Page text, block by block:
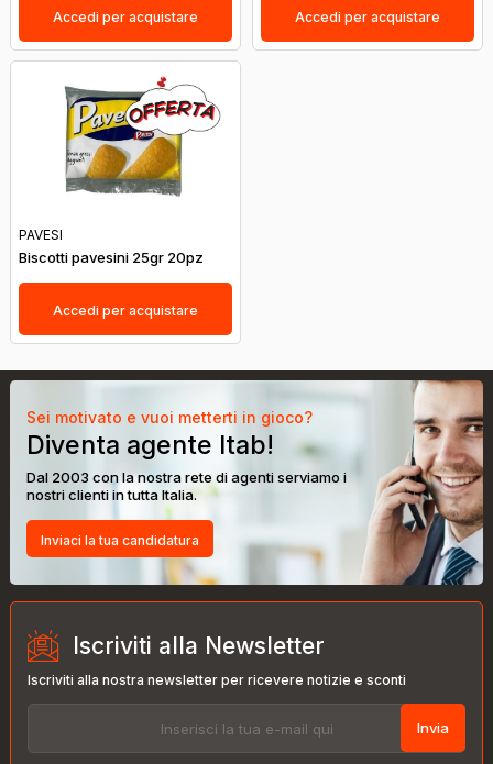
Accedi per acquistare Accedi per acquistare
PAVESI
Biscotti pavesini 25gr 20pz
Accedi per acquistare
Sei motivato e vuoi metterti in gioco?
Diventa agente Itab!
Dal 2003 con la nostra rete di agenti serviamo i
nostri clienti in tutta Italia.
Inviaci la tua candidatura
Iscriviti alla Newsletter
Iscriviti alla nostra newsletter per ricevere notizie e sconti
Invia